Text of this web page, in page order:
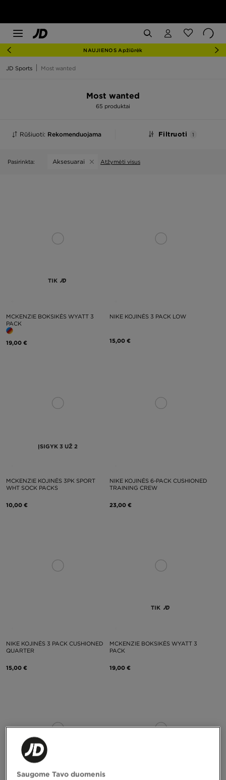
NAUJIENOS Apžiūrėk
JD Sports Most wanted
Most wanted
65 produktai
Rūšiuoti: Rekomenduojama Filtruoti 1
Pasirinkta: Aksesuarai Atžymėti visus
TIK
MCKENZIE BOKSIKĖS WYATT 3
PACK
19,00 €
NIKE KOJINĖS 3 PACK LOW
15,00 €
ĮSIGYK 3 UŽ 2
MCKENZIE KOJINĖS 3PK SPORT
WHT SOCK PACKS
10,00 €
NIKE KOJINĖS 6-PACK CUSHIONED
TRAINING CREW
23,00 €
NIKE KOJINĖS 3 PACK CUSHIONED
QUARTER
15,00 €
TIK
MCKENZIE BOKSIKĖS WYATT 3
PACK
19,00 €
Saugome Tavo duomenis